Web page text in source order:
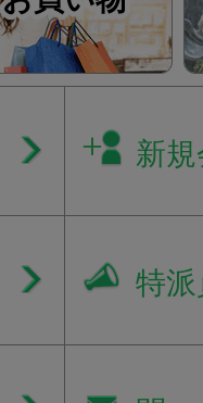
新
特